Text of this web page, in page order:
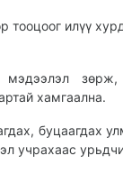
тооцоог илүү
мэдээлэл зөрж,
хамгаална.
буцаагдах
учрахаас